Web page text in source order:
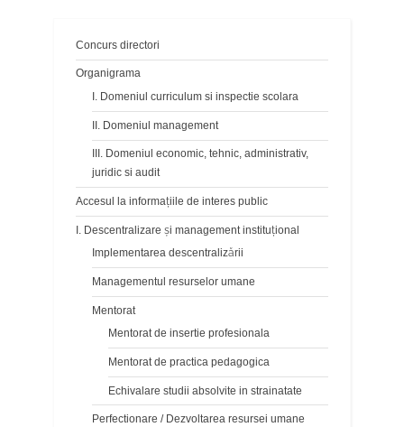
Concurs directori
Organigrama
I. Domeniul curriculum si inspectie scolara
II. Domeniul management
III. Domeniul economic, tehnic, administrativ,
juridic si audit
Accesul la informațiile de interes public
I. Descentralizare și management instituțional
Implementarea descentralizării
Managementul resurselor umane
Mentorat
Mentorat de insertie profesionala
Mentorat de practica pedagogica
Echivalare studii absolvite in strainatate
Perfectionare / Dezvoltarea resursei umane